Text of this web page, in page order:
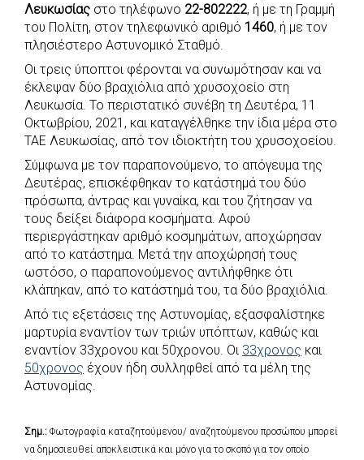
Λευκωσίας στο τηλέφωνο 22-802222, ή με τη Γραμμή
του Πολίτη, στον τηλεφωνικό αριθμό 1460, ή με τον
πλησιέστερο Αστυνομικό Σταθμό.
Οι τρεις ύποπτοι φέρονται να συνωμότησαν και να
έκλεψαν δύο βραχιόλια από χρυσοχοείο στη
Λευκωσία. Το περιστατικό συνέβη τη Δευτέρα, 11
Οκτωβρίου, 2021, και καταγγέλθηκε την ίδια μέρα στο
ΤΑΕ Λευκωσίας, από τον ιδιοκτήτη του χρυσοχοείου.
Σύμφωνα με τον παραπονούμενο, το απόγευμα της
Δευτέρας, επισκέφθηκαν το κατάστημά του δύο
πρόσωπα, άντρας και γυναίκα, και του ζήτησαν να
τους δείξει διάφορα κοσμήματα. Αφού
περιεργάστηκαν αριθμό κοσμημάτων, αποχώρησαν
από το κατάστημα. Μετά την αποχώρησή τους
ωστόσο, ο παραπονούμενος αντιλήφθηκε ότι
κλάπηκαν, από το κατάστημά του, τα δύο βραχιόλια.
Από τις εξετάσεις της Αστυνομίας, εξασφαλίστηκε
μαρτυρία εναντίον των τριών υπόπτων, καθώς και
εναντίον 33χρονου και 50χρονου. Οι 33χρονος και
50χρονος έχουν ήδη συλληφθεί από τα μέλη της
Αστυνομίας.
Σημ.: Φωτογραφία καταζητούμενου/ αναζητούμενου προσώπου μπορεί
να δημοσιευθεί αποκλειστικά και μόνο για το σκοπό για τον οποίο